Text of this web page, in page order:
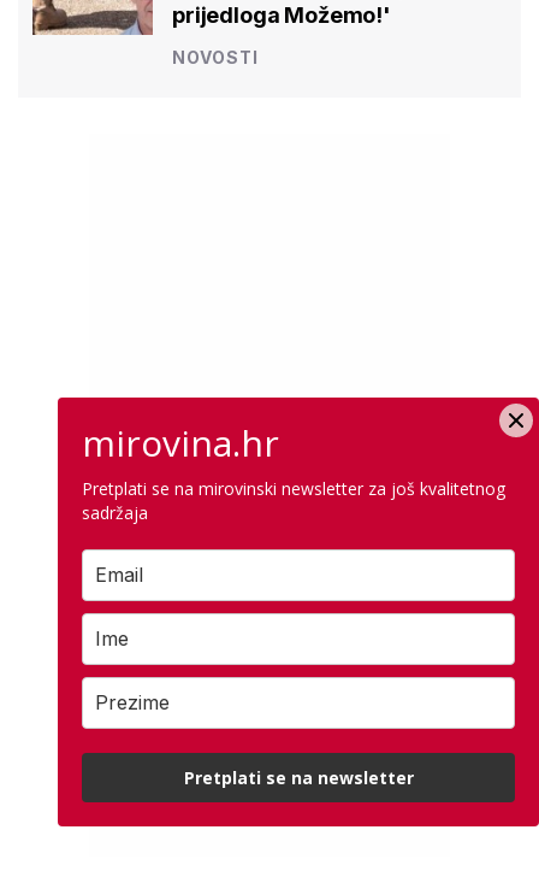
prijedloga Možemo!'
NOVOSTI
mirovina.hr
Pretplati se na mirovinski newsletter za još kvalitetnog
sadržaja
Pretplati se na newsletter